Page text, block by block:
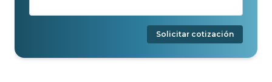
Solicitar cotización